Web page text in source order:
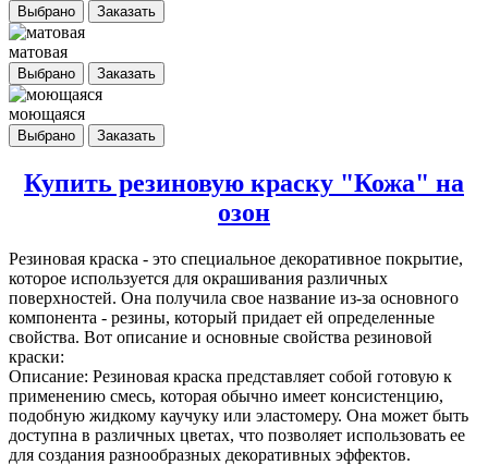
Выбрано Заказать
матовая
Выбрано Заказать
моющаяся
Выбрано Заказать
Купить резиновую краску "Кожа" на
озон
Резиновая краска - это специальное декоративное покрытие,
которое используется для окрашивания различных
поверхностей. Она получила свое название из-за основного
компонента - резины, который придает ей определенные
свойства. Вот описание и основные свойства резиновой
краски:
Описание: Резиновая краска представляет собой готовую к
применению смесь, которая обычно имеет консистенцию,
подобную жидкому каучуку или эластомеру. Она может быть
доступна в различных цветах, что позволяет использовать ее
для создания разнообразных декоративных эффектов.